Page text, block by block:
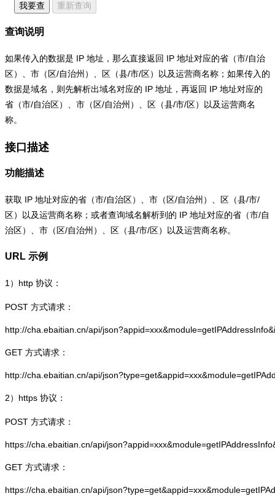
我要查
重新查询
查询说明
如果传入的数据是 IP 地址，那么直接返回 IP 地址对应的省（市/自治
区）、市（区/自治州）、区（县/市/区）以及运营商名称；如果传入的
数据是域名，则先解析出域名对应的 IP 地址，再返回 IP 地址对应的
省（市/自治区）、市（区/自治州）、区（县/市/区）以及运营商名
称。
接口描述
功能描述
获取 IP 地址对应的省（市/自治区）、市（区/自治州）、区（县/市/
区）以及运营商名称；或者查询域名解析到的 IP 地址对应的省（市/自
治区）、市（区/自治州）、区（县/市/区）以及运营商名称。
URL 示例
1） http 协议：
POST 方式请求：
http://cha.ebaitian.cn/api/
GET 方式请求：
http://cha.ebaitian.cn/api/
2） https 协议：
POST 方式请求：
https://cha.ebaitian.cn/api/
GET 方式请求：
https://cha.ebaitian.cn/api/